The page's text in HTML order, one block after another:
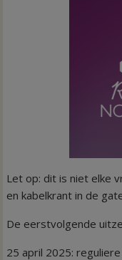
Let op: dit is niet elke
en kabelkrant in de
De eerstvolgende
25 april 2025: